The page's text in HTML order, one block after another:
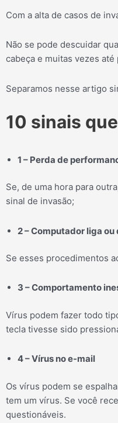
Com a alta de casos de
Não se pode descuidar
cabeça e muitas vezes
Separamos nesse artigo
10 sinais
1 – Perda de
Se, de uma hora para
sinal de invasão;
2 – Computador liga
Se esses procedimentos
3 – Comportamento
Vírus podem fazer todo
tecla tivesse sido
4 – Vírus no e-mail
Os vírus podem se
tem um vírus. Se você
questionáveis.